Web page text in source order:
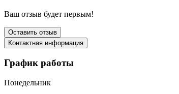
Ваш отзыв будет первым!
Оставить отзыв
Контактная информация
График работы
Понедельник